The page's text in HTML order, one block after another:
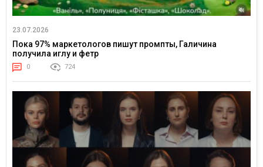
23.07.2026
Пока 97% маркетологов пишут промпты, Галичина
получила иглу и фетр
0 724